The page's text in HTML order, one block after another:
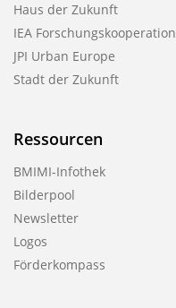
Haus der Zukunft
IEA Forschungskooperation
JPI Urban Europe
Stadt der Zukunft
Ressourcen
BMIMI-Infothek
Bilderpool
Newsletter
Logos
Förderkompass